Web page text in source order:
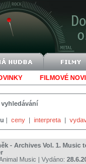
FILMOVÉ
| ceny | interpreta |
- Archives Vol. 1. Music
Music | Vydáno: